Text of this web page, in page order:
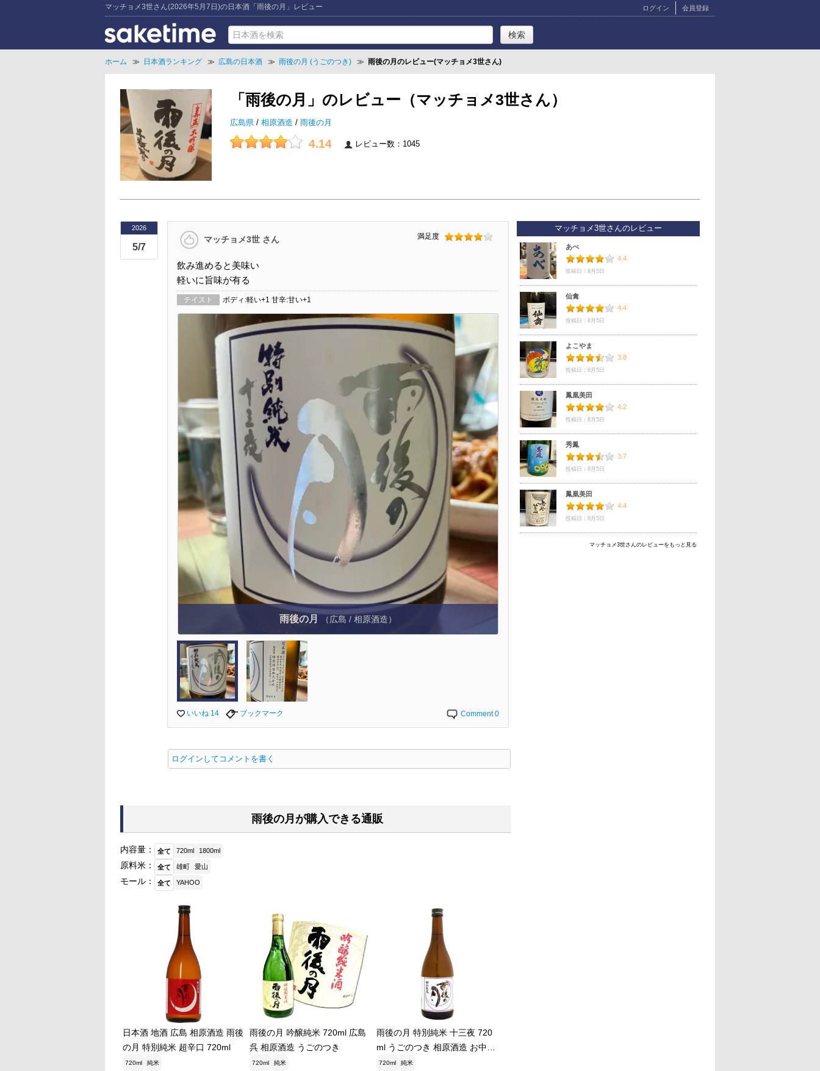
マッチョメ3世さん(2026年5月7日)の日本酒「雨後の月」レビュー ログイン 会員登録
ホーム ≫ 日本酒ランキング ≫ 広島の日本酒 ≫ 雨後の月 (うごのつき) ≫ 雨後の月のレビュー(マッチョメ3世さん)
「雨後の月」のレビュー（マッチョメ3世さん）
広島県 / 相原酒造 / 雨後の月
4.14 レビュー数：1045
2026
5/7
マッチョメ3世 さん 満足度
飲み進めると美味い
軽いに旨味が有る
テイスト ボディ:軽い+1 甘辛:甘い+1
雨後の月 （広島 / 相原酒造）
いいね 14 ブックマーク Comment 0
ログインしてコメントを書く
マッチョメ3世さんのレビュー
あべ
4.4
投稿日：8月5日
仙禽
4.4
投稿日：8月5日
よこやま
3.8
投稿日：8月5日
鳳凰美田
4.2
投稿日：8月5日
秀鳳
3.7
投稿日：8月5日
鳳凰美田
4.4
投稿日：8月5日
マッチョメ3世さんのレビューをもっと見る
雨後の月が購入できる通販
内容量： 全て 720ml 1800ml
原料米： 全て 雄町 愛山
モール： 全て YAHOO
日本酒 地酒 広島 相原酒造 雨後
の月 特別純米 超辛口 720ml
720ml 純米
雨後の月 吟醸純米 720ml 広島
呉 相原酒造 うごのつき
720ml 純米
雨後の月 特別純米 十三夜 720
ml うごのつき 相原酒造 お中元
ギフト
720ml 純米